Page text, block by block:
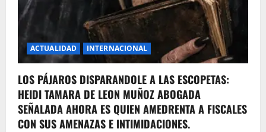
ACTUALIDAD INTERNACIONAL
LOS PÁJAROS DISPARANDOLE A LAS ESCOPETAS:
HEIDI TAMARA DE LEON MUÑOZ ABOGADA
SEÑALADA AHORA ES QUIEN AMEDRENTA A FISCALES
CON SUS AMENAZAS E INTIMIDACIONES.